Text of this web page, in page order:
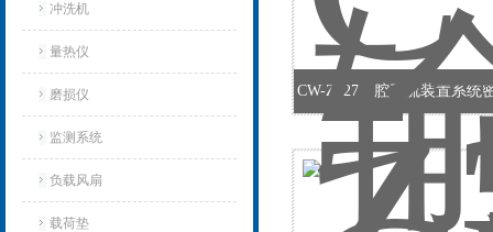
冲洗机
量热仪
磨损仪
监测系统
负载风扇
载荷垫
CW-Z327胸腔引流装置系统